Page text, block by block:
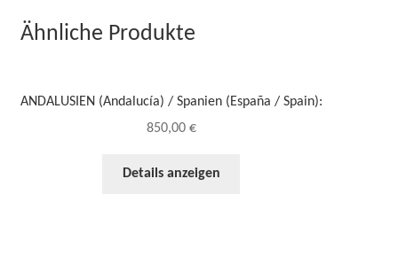
Ähnliche Produkte
ANDALUSIEN (Andalucía) / Spanien (España / Spain):
850,00 €
Details anzeigen